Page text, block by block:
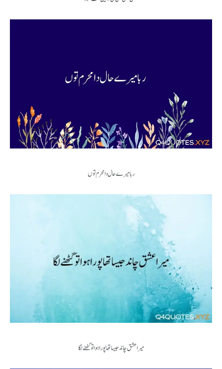
ربا میرے حال دا محرم توں
میرا عشق چاند جیسا تھا پورا ہوا تو گھٹنے لگا